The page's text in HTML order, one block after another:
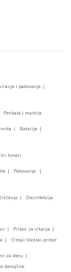
i pakovanje
Penkala i mastila
Baterije
toneri
Pakovanje
Dezinfekcija
Pribor za crtanje
Ostali školski pribor
za decu
devojčice